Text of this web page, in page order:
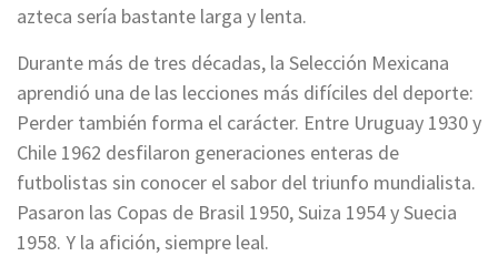
azteca sería bastante larga y lenta.
Durante más de tres décadas, la Selección Mexicana
aprendió una de las lecciones más difíciles del deporte:
Perder también forma el carácter. Entre Uruguay 1930 y
Chile 1962 desfilaron generaciones enteras de
futbolistas sin conocer el sabor del triunfo mundialista.
Pasaron las Copas de Brasil 1950, Suiza 1954 y Suecia
1958. Y la afición, siempre leal.